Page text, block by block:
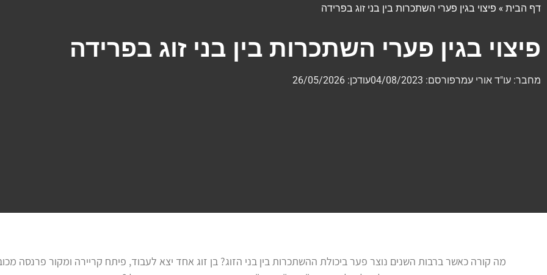
דף הבית» פיצוי בגין פערי השתכרות בין בני זוג בפרידה
פיצוי בגין פערי השתכרות בין בני זוג בפרידה
מחבר: עו"ד אורי עמרפורסם: 04/08/2023עודכן: 26/05/2026
מה קורה כאשר ברבות השנים נוצר פער ביכולת ההשתכרות בין בני הזוג? בן זוג אחד יצא לעבוד, פיתח קריירה ומקור פרנסה